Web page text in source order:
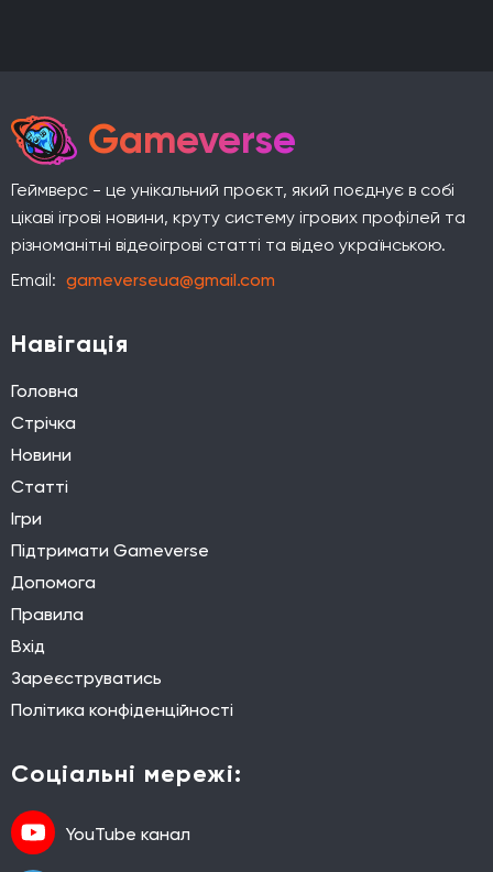
Gameverse
Геймверс - це унікальний проєкт, який поєднує в собі
цікаві ігрові новини, круту систему ігрових профілей та
різноманітні відеоігрові статті та відео українською.
Email: gameverseua@gmail.com
Навігація
Головна
Стрічка
Новини
Статті
Ігри
Підтримати Gameverse
Допомога
Правила
Вхід
Зареєструватись
Політика конфіденційності
Соціальні мережі:
YouTube канал